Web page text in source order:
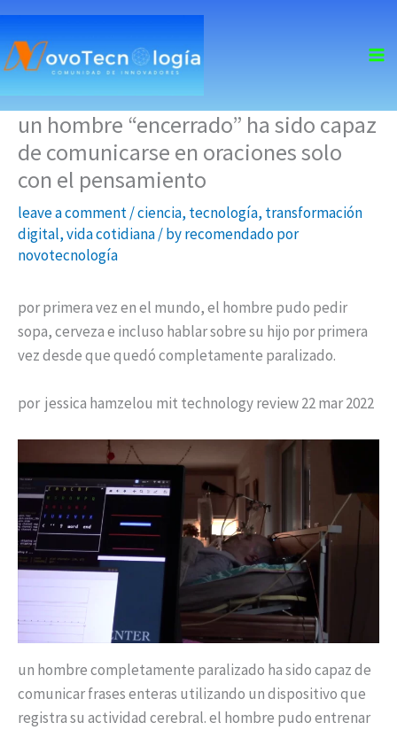
skip
content
un hombre “encerrado” ha sido capaz
de comunicarse en oraciones solo
con el pensamiento
leave a comment/ciencia, tecnología, transformación
digital,vida cotidiana/ byrecomendado por
novotecnología
por primera vez en el mundo, el hombre pudo pedir
sopa, cerveza e incluso hablar sobre su hijo por primera
vez desde que quedó completamente paralizado.
por jessica hamzelou mit technology review 22 mar 2022
un hombre completamente paralizado ha sido capaz de
comunicar frases enteras utilizando un dispositivo que
registra su actividad cerebral. el hombre pudo entrenar